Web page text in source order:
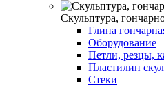
Скульптура,
Глина
Оборудование
Петли, резцы,
Пластилин
Стеки